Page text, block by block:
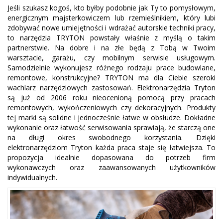
Jeśli szukasz kogoś, kto byłby podobnie jak Ty to pomysłowym,
energicznym majsterkowiczem lub rzemieślnikiem, który lubi
zdobywać nowe umiejętności i wdrażać autorskie techniki pracy,
to narzędzia TRYTON powstały właśnie z myślą o takim
partnerstwie. Na dobre i na złe będą z Tobą w Twoim
warsztacie, garażu, czy mobilnym serwisie usługowym.
Samodzielnie wykonujesz różnego rodzaju prace budowlane,
remontowe, konstrukcyjne? TRYTON ma dla Ciebie szeroki
wachlarz narzędziowych zastosowań. Elektronarzędzia Tryton
są już od 2006 roku nieocenioną pomocą przy pracach
remontowych, wykończeniowych czy dekoracyjnych. Produkty
tej marki są solidne i jednocześnie łatwe w obsłudze. Dokładne
wykonanie oraz łatwość serwisowania sprawiają, że starczą one
na długi okres swobodnego korzystania. Dzięki
elektronarzędziom Tryton każda praca staje się łatwiejsza. To
propozycja idealnie dopasowana do potrzeb firm
wykonawczych oraz zaawansowanych użytkowników
indywidualnych.